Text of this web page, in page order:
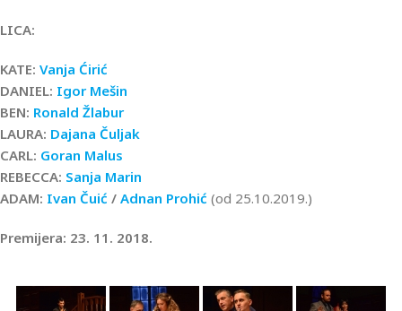
LICA:
KATE: Vanja Ćirić
DANIEL: Igor Mešin
BEN: Ronald Žlabur
LAURA: Dajana Čuljak
CARL: Goran Malus
REBECCA: Sanja Marin
ADAM: Ivan Čuić / Adnan Prohić (od 25.10.2019.)
Premijera: 23. 11. 2018.